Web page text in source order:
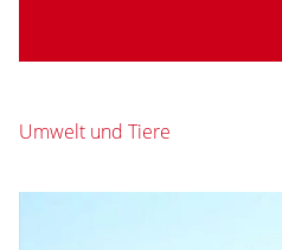
Umwelt und Tiere